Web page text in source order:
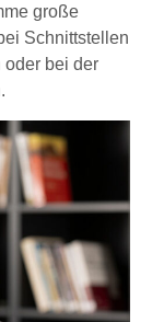
große
Schnittstellen
oder bei der